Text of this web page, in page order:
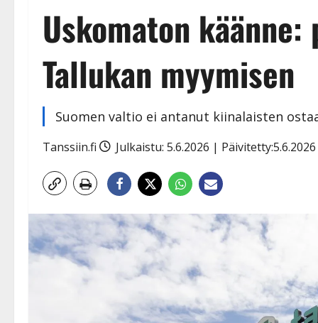
Uskomaton
Tallukan myymisen
Suomen valtio ei antanut kiinalaisten
Tanssiin.fi Julkaistu: 5.6.2026 | Päivitetty:5.6.2026